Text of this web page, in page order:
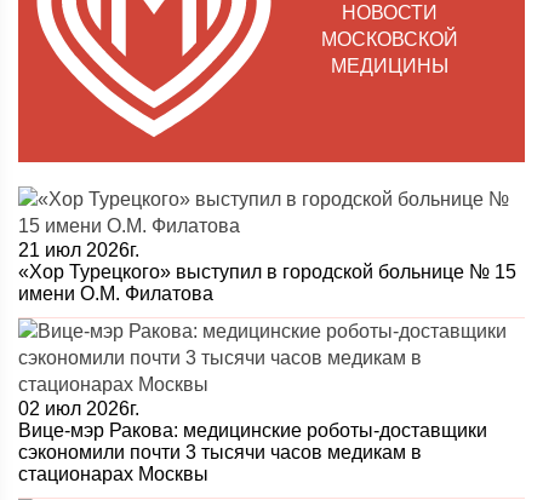
НОВОСТИ
МОСКОВСКОЙ
МЕДИЦИНЫ
21 июл 2026г.
«Хор Турецкого» выступил в городской больнице № 15
имени О.М. Филатова
02 июл 2026г.
Вице-мэр Ракова: медицинские роботы-доставщики
сэкономили почти 3 тысячи часов медикам в
стационарах Москвы